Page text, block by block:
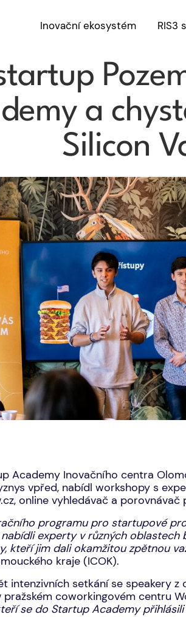
Inovační ekosystém RIS3
a
Silicon
Academy Inovačního centra
vpřed, nabídl workshopy s
online vyhledávač a porovnávač
programu pro startupové
experty v různých oblastech
kteří jim dali okamžitou zpětnou
kraje (ICOK).
intenzivních setkání se speakery
pražském coworkingovém centru
se do Startup Academy